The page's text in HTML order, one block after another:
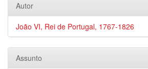
Autor
João VI, Rei de Portugal, 1767-1826
Assunto